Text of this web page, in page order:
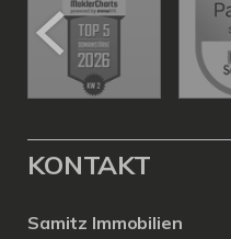
KONTAKT
Samitz Immobilien